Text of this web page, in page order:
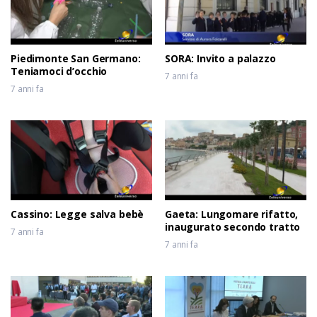
Piedimonte San Germano:
Teniamoci d’occhio
7 anni fa
SORA: Invito a palazzo
7 anni fa
Cassino: Legge salva bebè
7 anni fa
Gaeta: Lungomare rifatto,
inaugurato secondo tratto
7 anni fa